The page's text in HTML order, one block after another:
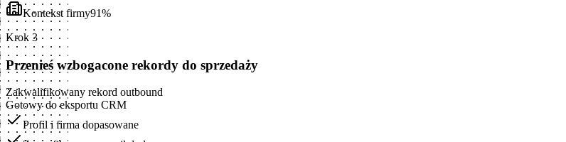
Kontekst firmy91%
Krok 3
Przenieś wzbogacone rekordy do sprzedaży
Zakwalifikowany rekord outbound
Gotowy do eksportu CRM
Profil i firma dopasowane